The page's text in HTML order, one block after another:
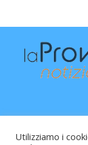
Utilizziamo i